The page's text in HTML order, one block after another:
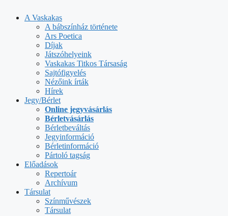
tartalomba
A Vaskakas
A bábszínház története
Ars Poetica
Díjak
Játszóhelyeink
Vaskakas Titkos Társaság
Sajtófigyelés
Nézőink írták
Hírek
Jegy/Bérlet
Online jegyvásárlás
Bérletvásárlás
Bérletbeváltás
Jegyinformáció
Bérletinformáció
Pártoló tagság
Előadások
Repertoár
Archívum
Társulat
Színművészek
Társulat